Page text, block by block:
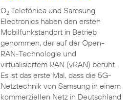
O2Telefónica und Samsung
Electronics haben den ersten
Mobilfunkstandort in Betrieb
genommen, der auf der Open-
RAN-Technologie und
virtualisiertem RAN (vRAN) beruht.
Es ist das erste Mal, dass die 5G-
Netztechnik von Samsung in einem
kommerziellen Netz in Deutschland